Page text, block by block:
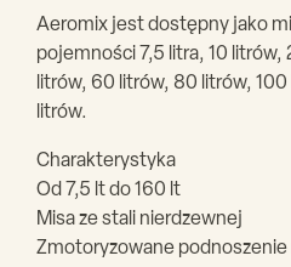
Aeromix jest dostępny jako
pojemności 7,5 litra, 10
litrów, 60 litrów, 80 litrów,
litrów.
Charakterystyka
Od 7,5 lt do 160 lt
Misa ze stali nierdzewnej
Zmotoryzowane podnoszenie